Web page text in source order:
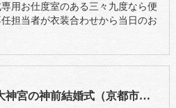
用お仕度室のある三々九度なら便
担当者が衣装合わせから当日のお
日向大神宮の神前結婚式（京都市山科区）